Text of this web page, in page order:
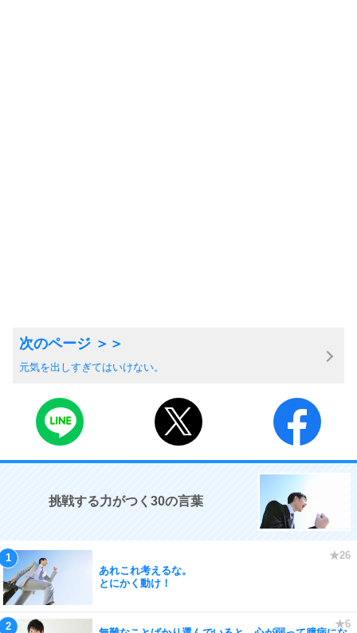
元気を出しすぎてはいけない。
挑戦する力がつく30の言葉
あれこれ考えるな。
とにかく動け！